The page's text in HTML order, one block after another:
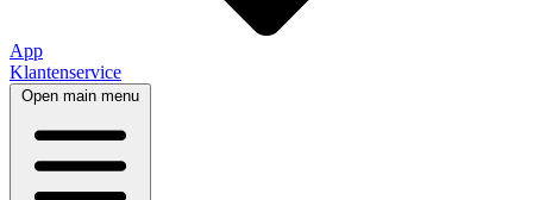
App
Klantenservice
Open main menu